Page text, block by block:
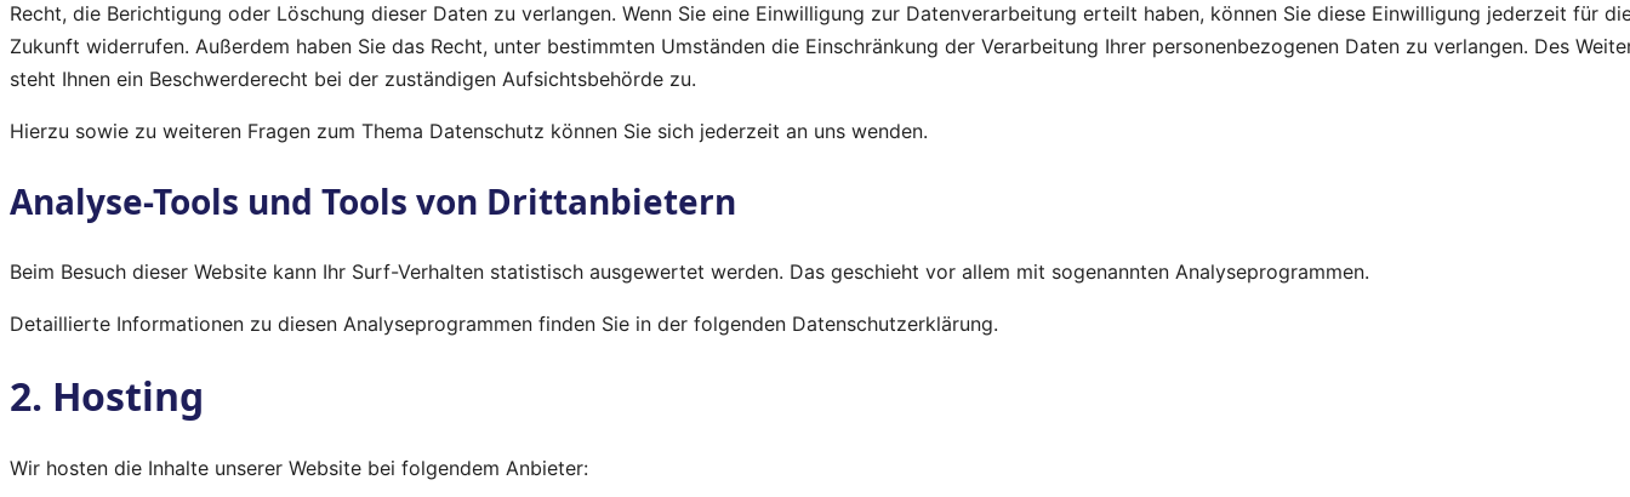
Recht, die Berichtigung oder Löschung dieser Daten zu verlangen. Wenn Sie eine Einwilligung zur Datenverarbeitung erteilt haben, können Sie diese Einwilligung jederzeit für
Zukunft widerrufen. Außerdem haben Sie das Recht, unter bestimmten Umständen die Einschränkung der Verarbeitung Ihrer personenbezogenen Daten zu verlangen. Des
steht Ihnen ein Beschwerderecht bei der zuständigen Aufsichtsbehörde zu.
Hierzu sowie zu weiteren Fragen zum Thema Datenschutz können Sie sich jederzeit an uns wenden.
Analyse-Tools und Tools von Dritt­anbietern
Beim Besuch dieser Website kann Ihr Surf-Verhalten statistisch ausgewertet werden. Das geschieht vor allem mit sogenannten Analyseprogrammen.
Detaillierte Informationen zu diesen Analyseprogrammen finden Sie in der folgenden Datenschutzerklärung.
2. Hosting
Wir hosten die Inhalte unserer Website bei folgendem Anbieter: